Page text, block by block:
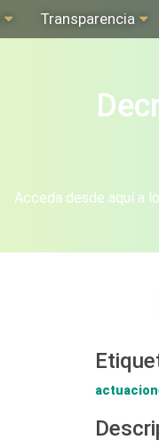
Transparencia
Acceda desde aquí a